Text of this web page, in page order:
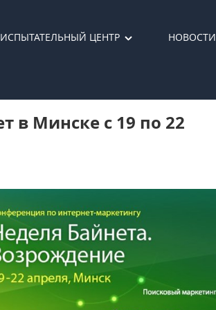
ИСПЫТАТЕЛЬНЫЙ ЦЕНТР НОВОСТИ
в Минске с 19 по 22